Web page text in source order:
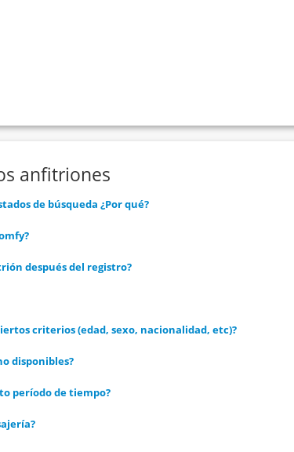
anfitriones
de búsqueda ¿Por qué?
después del registro?
criterios (edad, sexo, nacionalidad, etc)?
disponibles?
período de tiempo?